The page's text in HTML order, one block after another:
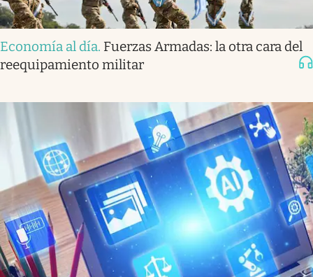
Economía al día. Fuerzas Armadas: la otra cara del
reequipamiento militar